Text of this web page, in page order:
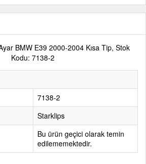
BMW E39 2000-2004 Kısa Tip, Stok
Kodu: 7138-2
7138-2
Starklips
Bu ürün geçici olarak temin
edilememektedir.